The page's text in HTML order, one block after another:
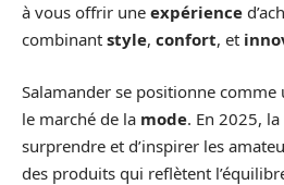
à vous offrir une expérience
combinant style, confort, et
Salamander se positionne comme
le marché de la mode. En 2025,
surprendre et d’inspirer les
des produits qui reflètent